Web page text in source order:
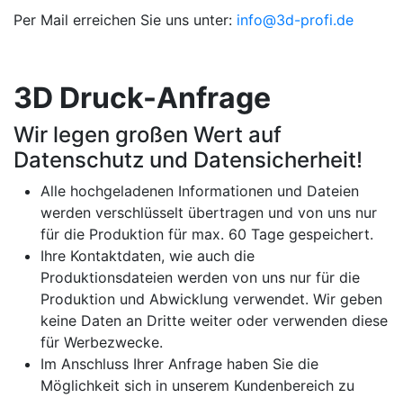
Per Mail erreichen Sie uns unter: info@3d-profi.de
3D Druck-Anfrage
Wir legen großen Wert auf
Datenschutz und Datensicherheit!
Alle hochgeladenen Informationen und Dateien
werden verschlüsselt übertragen und von uns nur
für die Produktion für max. 60 Tage gespeichert.
Ihre Kontaktdaten, wie auch die
Produktionsdateien werden von uns nur für die
Produktion und Abwicklung verwendet. Wir geben
keine Daten an Dritte weiter oder verwenden diese
für Werbezwecke.
Im Anschluss Ihrer Anfrage haben Sie die
Möglichkeit sich in unserem Kundenbereich zu